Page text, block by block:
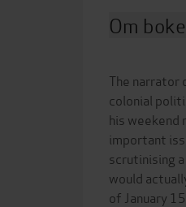
Om
The narrator
colonial
his weekend
important
scrutinising
would
of January